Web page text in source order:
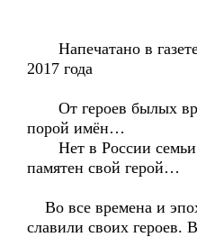
Напечатано в
2017 года
От героев былых
порой имён…
Нет в России семьи
памятен свой герой…
Во все времена и
славили своих героев.